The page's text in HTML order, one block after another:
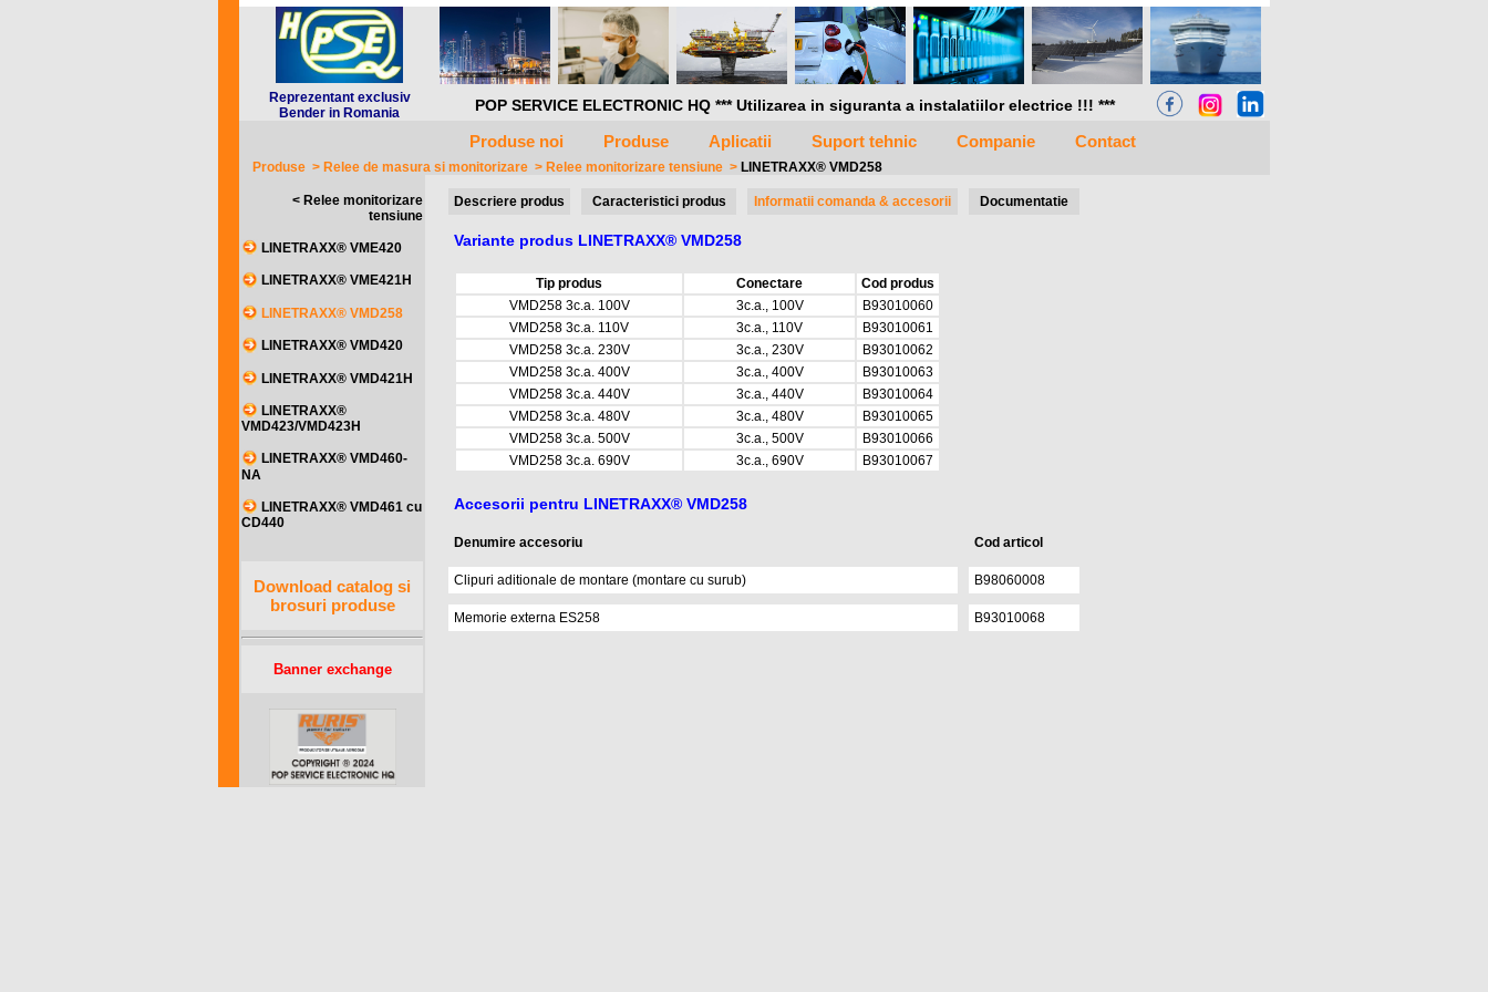
Reprezentant exclusiv
Bender in Romania
POP SERVICE ELECTRONIC HQ *** Utilizarea in siguranta a instalatiilor electrice !!! ***
Produse noi Produse Aplicatii Suport tehnic Companie Contact
Produse > Relee de masura si monitorizare > Relee monitorizare tensiune > LINETRAXX® VMD258
< Relee monitorizare
tensiune
LINETRAXX® VME420
LINETRAXX® VME421H
LINETRAXX® VMD258
LINETRAXX® VMD420
LINETRAXX® VMD421H
LINETRAXX®
VMD423/VMD423H
LINETRAXX® VMD460-
NA
LINETRAXX® VMD461 cu
CD440
Download catalog si
brosuri produse
Banner exchange
Descriere produs Caracteristici produs Informatii comanda & accesorii Documentatie
Variante produs LINETRAXX® VMD258
Tip produs Conectare
Cod produs
VMD258 3c.a. 100V
3c.a., 100V
B93010060
VMD258 3c.a. 110V
3c.a., 110V
B93010061
VMD258 3c.a. 230V
3c.a., 230V
B93010062
VMD258 3c.a. 400V
3c.a., 400V
B93010063
VMD258 3c.a. 440V
3c.a., 440V
B93010064
VMD258 3c.a. 480V
3c.a., 480V
B93010065
VMD258 3c.a. 500V
3c.a., 500V
B93010066
VMD258 3c.a. 690V
3c.a., 690V B93010067
Accesorii pentru LINETRAXX® VMD258
Denumire accesoriu Cod articol
Clipuri aditionale de montare (montare cu surub) B98060008
Memorie externa ES258 B93010068